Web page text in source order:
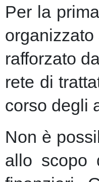
Per la
rafforzato
rete di
corso degli
Non è
allo scopo